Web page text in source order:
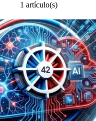
1 artículo(s)